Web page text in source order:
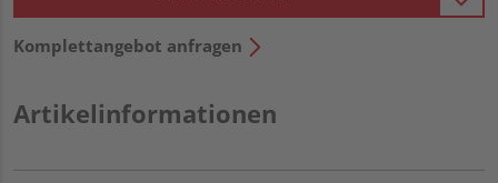
Komplettangebot anfragen
Artikelinformationen